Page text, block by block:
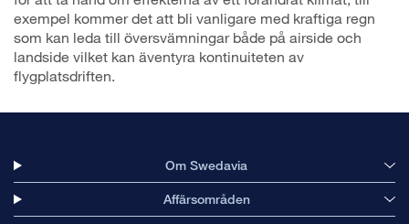
exempel kommer det att bli vanligare med kraftiga regn
som kan leda till översvämningar både på airside och
landside vilket kan äventyra kontinuiteten av
flygplatsdriften.
Om Swedavia
Affärsområden